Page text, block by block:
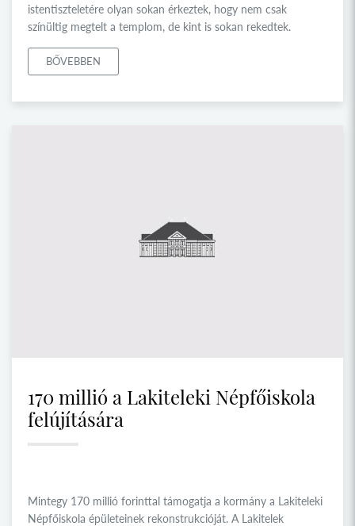
istentiszteletére olyan sokan érkeztek, hogy nem csak
színültig megtelt a templom, de kint is sokan rekedtek.
BŐVEBBEN
170 millió a Lakiteleki Népfőiskola
felújítására
Mintegy 170 millió forinttal támogatja a kormány a Lakiteleki
Népfőiskola épületeinek rekonstrukcióját. A Lakitelek